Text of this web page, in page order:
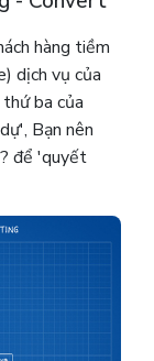
hàng tiềm
dịch vụ của
ba của
Bạn nên
để 'quyết